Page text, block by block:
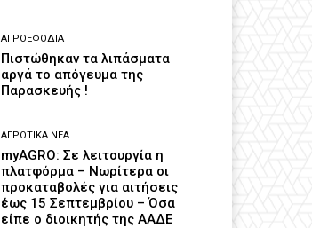
ΑΓΡΟΕΦΌΔΙΑ
Πιστώθηκαν τα λιπάσματα
αργά το απόγευμα της
Παρασκευής !
ΑΓΡΟΤΙΚΆ ΝΈΑ
myAGRO: Σε λειτουργία η
πλατφόρμα – Νωρίτερα οι
προκαταβολές για αιτήσεις
έως 15 Σεπτεμβρίου – Όσα
είπε ο διοικητής της ΑΑΔΕ